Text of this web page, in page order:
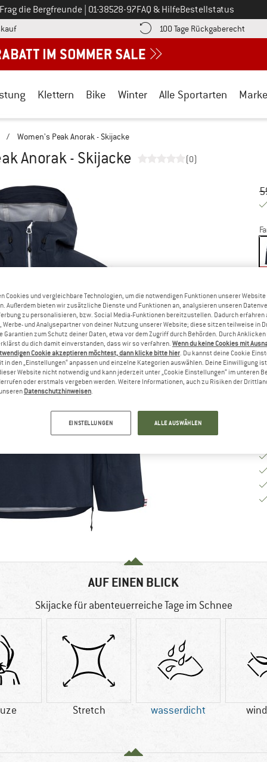
Frag die Bergfreunde Ruf uns an unter
01-38528-97FAQ & HilfeBestellstatus
Finde die Zahlungs-Infos hier! Öffnet sich in einer Infobox
100 Tage Rückgaberecht
Klettern Bike Winter Alle Sportarten
/ Women's Peak Anorak - Skijacke
Anorak - Skijacke (0)
AUF EINEN BLICK
Skijacke für abenteuerreiche Tage im Schnee
Stretch wasserdicht
Cookies und vergleichbare Technologien, um die notwendigen Funktionen unserer Website
Außerdem bieten wir zusätzliche Dienste und Funktionen an, analysieren unseren
zu personalisieren, bzw. Social Media-Funktionen bereitzustellen. Dadurch erfahren
Werbe- und Analysepartner von deiner Nutzung unserer Website; diese sitzen teilweise in
Garantien zum Schutz deiner Daten, etwa vor dem Zugriff durch Behörden. Durch Anklicken
du dich damit einverstanden, dass wir so verfahren. Wenn du keine Cookies mit
Cookie akzeptieren möchtest, dann klicke bitte hier. Du kannst deine Cookie
in den „Einstellungen“ anpassen und einzelne Kategorien auswählen. Deine Einwilligung
Website nicht notwendig und kann jederzeit unter „Cookie Einstellungen“ im unteren
oder erstmals vergeben werden. Weitere Informationen, auch zu Risiken der
Datenschutzhinweisen.
EINSTELLUNGEN ALLE AUSWÄHLEN